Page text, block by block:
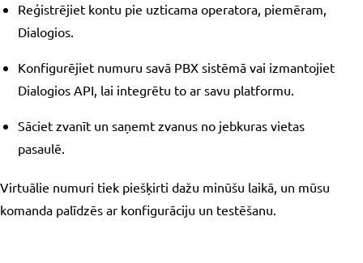
Reģistrējiet kontu pie uzticama operatora, piemēram,
Dialogios.
Konfigurējiet numuru savā PBX sistēmā vai izmantojiet
Dialogios API, lai integrētu to ar savu platformu.
Sāciet zvanīt un saņemt zvanus no jebkuras vietas
pasaulē.
Virtuālie numuri tiek piešķirti dažu minūšu laikā, un mūsu
komanda palīdzēs ar konfigurāciju un testēšanu.